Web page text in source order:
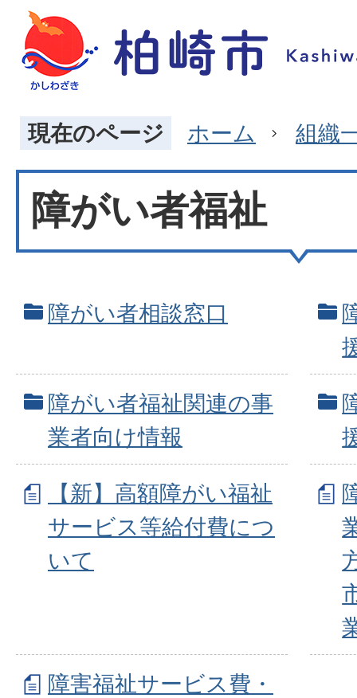
現在のページ ホーム 組織
障がい者福祉
障がい者相談窓口
障がい者福祉関連の事
業者向け情報
【新】高額障がい福祉
サービス等給付費につ
いて
障害福祉サービス費・